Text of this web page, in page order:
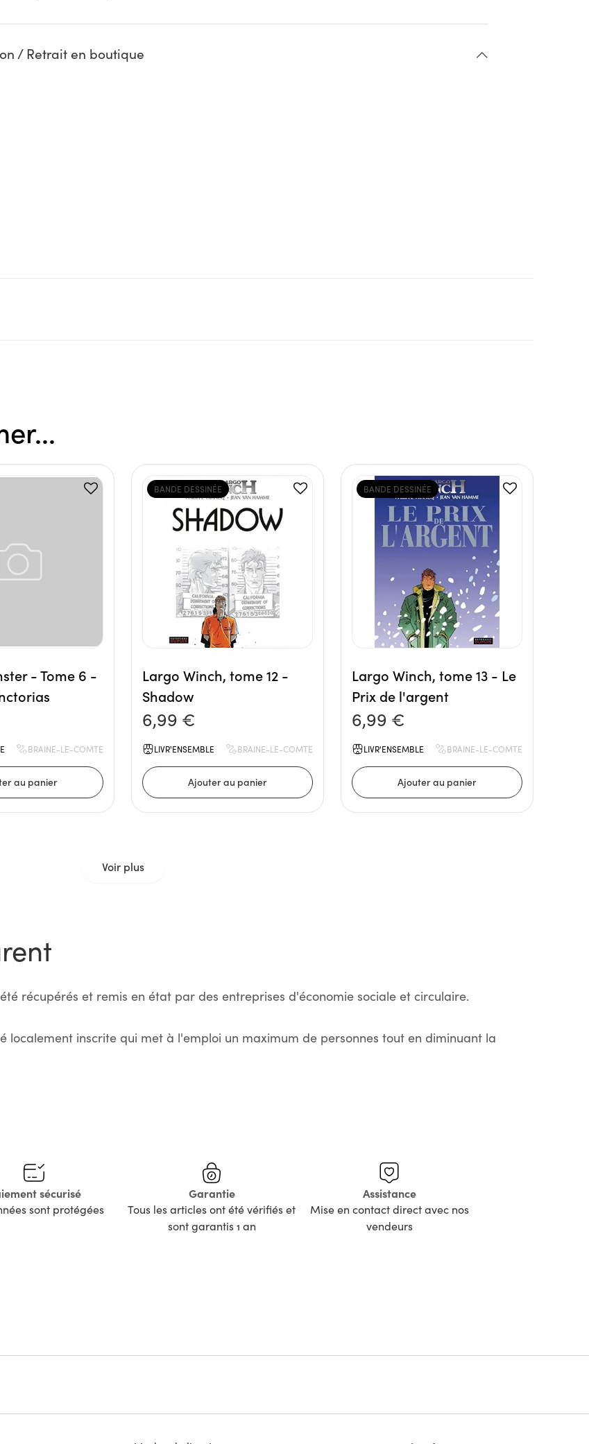
/ Retrait en boutique
- Tome 6 -
BRAINE-LE-COMTE
BANDE DESSINÉE
Largo Winch, tome 12 -
Shadow
6,99 €
LIVR'ENSEMBLE BRAINE-LE-COMTE
BANDE DESSINÉE
Largo Winch, tome 13 - Le
Prix de l'argent
6,99 €
LIVR'ENSEMBLE BRAINE-LE-COMTE
Voir plus
récupérés et remis en état par des entreprises d'économie sociale et circulaire.
localement inscrite qui met à l'emploi un maximum de personnes tout en diminuant la
sécurisé
sont protégées
Garantie
Tous les articles ont été vérifiés et
sont garantis 1 an
Assistance
Mise en contact direct avec nos
vendeurs